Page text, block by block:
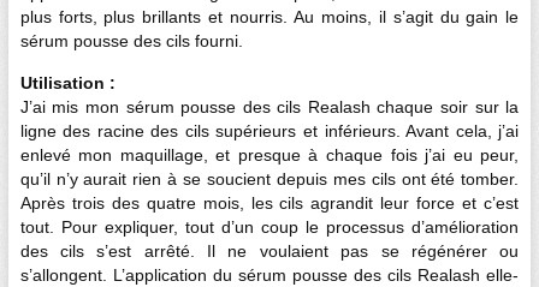
plus forts, plus brillants et nourris. Au moins, il s’agit du gain le
sérum pousse des cils fourni.
Utilisation :
J’ai mis mon sérum pousse des cils Realash chaque soir sur la
ligne des racine des cils supérieurs et inférieurs. Avant cela, j’ai
enlevé mon maquillage, et presque à chaque fois j’ai eu peur,
qu’il n’y aurait rien à se soucient depuis mes cils ont été tomber.
Après trois des quatre mois, les cils agrandit leur force et c’est
tout. Pour expliquer, tout d’un coup le processus d’amélioration
des cils s’est arrêté. Il ne voulaient pas se régénérer ou
s’allongent. L’application du sérum pousse des cils Realash elle-